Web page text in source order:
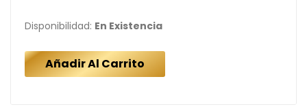
Disponibilidad: En Existencia
Añadir Al Carrito